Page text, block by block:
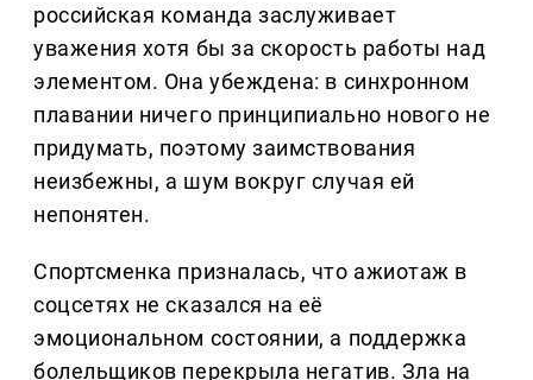
российская команда заслуживает
уважения хотя бы за скорость работы над
элементом. Она убеждена: в синхронном
плавании ничего принципиально нового не
придумать, поэтому заимствования
неизбежны, а шум вокруг случая ей
непонятен.
Спортсменка призналась, что ажиотаж в
соцсетях не сказался на её
эмоциональном состоянии, а поддержка
болельщиков перекрыла негатив. Зла на